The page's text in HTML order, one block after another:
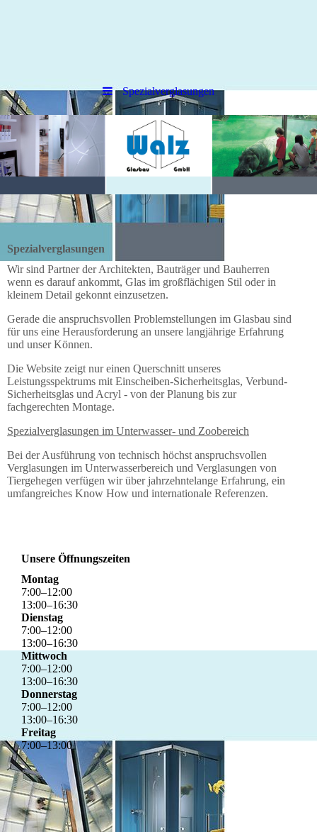
Spezialverglasungen
Spezialverglasungen
Wir sind Partner der Architekten, Bauträger und Bauherren
wenn es darauf ankommt, Glas im großflächigen Stil oder in
kleinem Detail gekonnt einzusetzen.
Gerade die anspruchsvollen Problemstellungen im Glasbau sind
für uns eine Herausforderung an unsere langjährige Erfahrung
und unser Können.
Die Website zeigt nur einen Querschnitt unseres
Leistungsspektrums mit Einscheiben-Sicherheitsglas, Verbund-
Sicherheitsglas und Acryl - von der Planung bis zur
fachgerechten Montage.
Spezialverglasungen im Unterwasser- und Zoobereich
Bei der Ausführung von technisch höchst anspruchsvollen
Verglasungen im Unterwasserbereich und Verglasungen von
Tiergehegen verfügen wir über jahrzehntelange Erfahrung, ein
umfangreiches Know How und internationale Referenzen.
Unsere Öffnungszeiten
Montag
7:00–12:00
13:00–16:30
Dienstag
7:00–12:00
13:00–16:30
Mittwoch
7:00–12:00
13:00–16:30
Donnerstag
7:00–12:00
13:00–16:30
Freitag
7:00–13:00